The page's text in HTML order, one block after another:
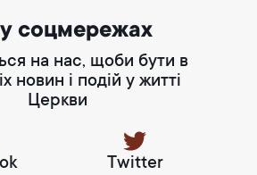
соцмережах
на нас, щоби бути в
новин і подій у житті
Церкви
Twitter